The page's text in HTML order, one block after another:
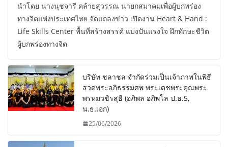
นำโดย นางนุชจารี คล้ายสุวรรณ นายกสมาคมเพื่อผู้บกพร่อง
ทางจิตแห่งประเทศไทย จัดแถลงข่าว เปิดงาน Heart & Hand :
Life Skills Center พื้นที่สร้างสรรค์ แบ่งปันแรงใจ ฝึกทักษะชีวิต
ผู้บกพร่องทางจิต
บริษัท ชลาชล จำกัดร่วมเป็นเจ้าภาพในพิธี
สวดพระอภิธรรมศพ พระเดชพระคุณพระ
พรหมวชิรสุธี (อภิพล อภิพโล ป.ธ.5,
น.ธ.เอก)
25/06/2026